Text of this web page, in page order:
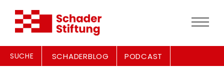
SUCHE SCHADERBLOG PODCAST